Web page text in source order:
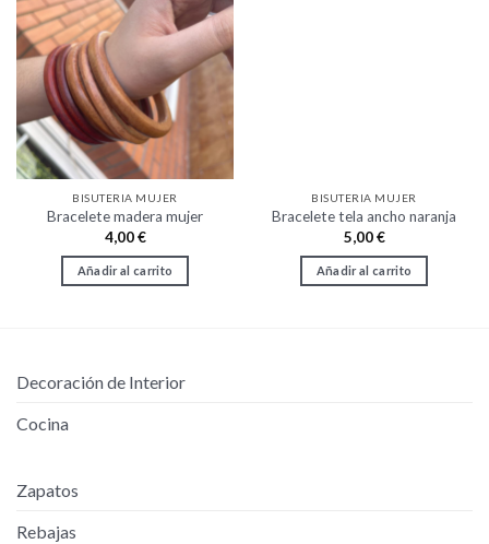
BISUTERIA MUJER
Bracelete madera mujer
4,00€
Añadir al carrito
BISUTERIA MUJER
Bracelete tela ancho naranja
5,00€
Añadir al carrito
Decoración de Interior
Cocina
Zapatos
Rebajas